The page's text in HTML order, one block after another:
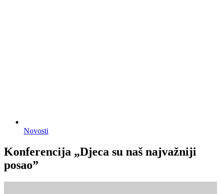
Novosti
Konferencija „Djeca su naš najvažniji
posao”